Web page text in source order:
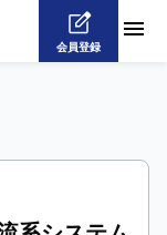
会員登録